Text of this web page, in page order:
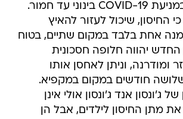
בכ-66 אחוזים במניעת COVID-19 בינוני עד חמור.
החיסון, שיכול לעזור להאיץ
מנה אחת בלבד במקום שתיים, בטוח
החדש יהווה חלופה חסכונית
ומודרנה, וניתן לאחסן אותו
חודשים במקום במקפיא.
ג'ונסון אנד ג'ונסון אולי אינן
מתן החיסון לילדים, אבל הן